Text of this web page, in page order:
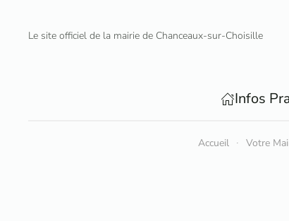
Accéder au contenu principal
Le site officiel de la mairie de Chanceaux-sur-Choisille
Infos
Accueil Votre